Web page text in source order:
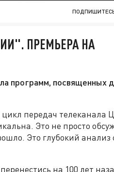
ПРЕМЬЕРА НА
программ, посвященных
передач телеканала
Это не просто
Это глубокий
на 100 лет